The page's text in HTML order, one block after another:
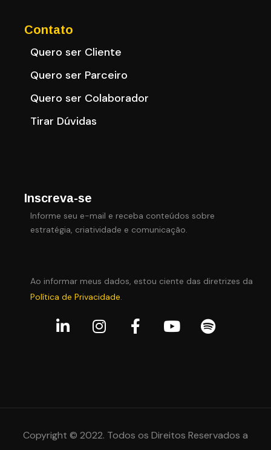
Contato
Quero ser Cliente
Quero ser Parceiro
Quero ser Colaborador
Tirar Dúvidas
Inscreva-se
Informe seu e-mail e receba conteúdos sobre
estratégia, criatividade e comunicação.
Ao informar meus dados, estou ciente das diretrizes da
Política de Privacidade.
Copyright © 2022. Todos os Direitos Reservados a